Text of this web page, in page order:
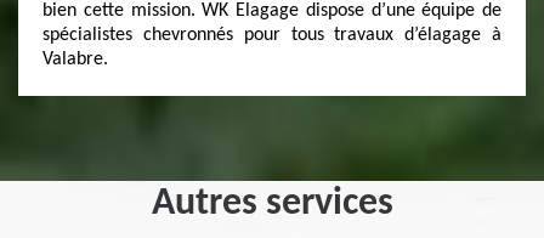
bien cette mission. WK Elagage dispose d’une équipe de
spécialistes chevronnés pour tous travaux d’élagage à
Valabre.
Autres services